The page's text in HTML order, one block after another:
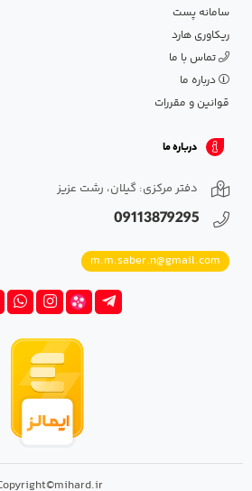
سامانه پست
ریکاوری هارد
تماس با ما
درباره ما
قوانین و مقررات
درباره ما
دفتر مرکزی: گیلان، رشت عزیز
09113879295
m.m.saber.n@gmail.com
Copyright©mihard.ir